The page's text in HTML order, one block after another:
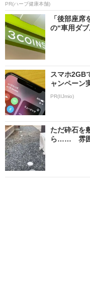
PR(ハーブ健康本舗)
「後部座
の“車用ダ
スマホ2GB
ャンペーン
PR(IIJmio)
ただ砕石を
ら…… 雰囲